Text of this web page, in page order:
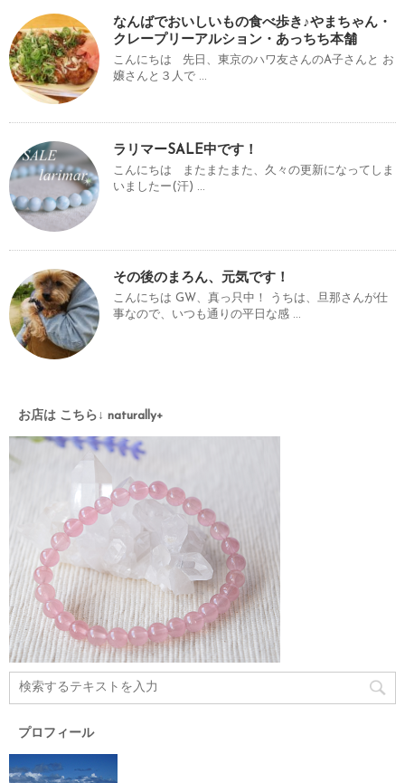
なんばでおいしいもの食べ歩き♪やまちゃん・
クレープリーアルション・あっちち本舗
こんにちは 先日、東京のハワ友さんのA子さんと お
嬢さんと３人で ...
ラリマーSALE中です！
こんにちは またまたまた、久々の更新になってしま
いましたー(汗) ...
その後のまろん、元気です！
こんにちは GW、真っ只中！ うちは、旦那さんが仕
事なので、いつも通りの平日な感 ...
お店は こちら↓ naturally+
プロフィール